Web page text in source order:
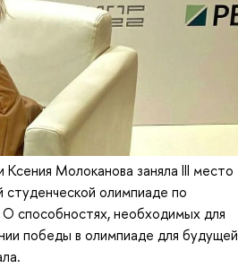
Молоканова заняла III место
студенческой олимпиаде по
способностях, необходимых для
победы в олимпиаде для будущей